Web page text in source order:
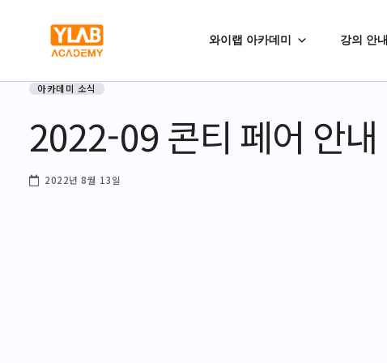
와이랩 아카데미 강의 안내
아카데미 소식
2022-09 콘티 페어 안내
2022년 8월 13일